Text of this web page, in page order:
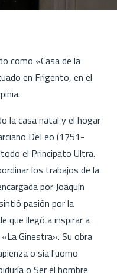
como «Casa de la
en Frigento, en el
la casa natal y el hogar
DeLeo (1751-
el Principato Ultra.
los trabajos de la
por Joaquín
pasión por la
que llegó a inspirar a
Ginestra». Su obra
o sia l'uomo
o Ser el hombre